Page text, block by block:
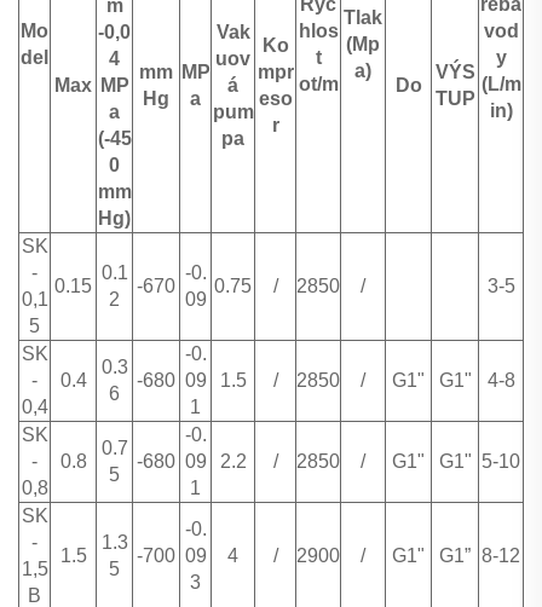
Mo
del
hlos
t
ot/m
Tlak
(Mp
a)
vod
y
(L/m
in)
Max
m
-0,0
4
MP
a
(-45
0
mm
Hg)
mm
Hg
MP
a
Vak
uov
á
pum
pa
Ko
mpr
eso
r
Do
VÝS
TUP
SK
-
0,1
5
0.15
0.1
2
-670
-0.
09
0.75 / 2850 / 3-5
SK
-
0,4
0.4
0.3
6
-680
-0.
09
1
1.5 / 2850 / G1" G1" 4-8
SK
-
0,8
0.8
0.7
5
-680
-0.
09
1
2.2 / 2850 / G1" G1" 5-10
SK
-
1,5
B
1.5
1.3
5
-700
-0.
09
3
4 / 2900 / G1" G1” 8-12